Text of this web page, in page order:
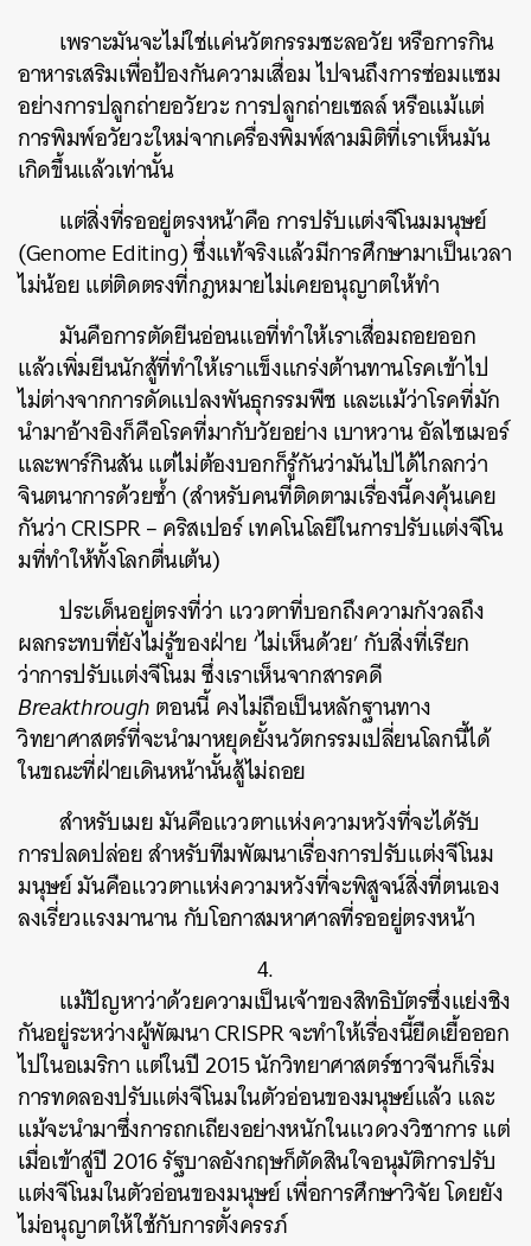
เพราะมันจะไม่ใช่แค่นวัตกรรมชะลอวัย หรือการกิน
อาหารเสริมเพื่อป้องกันความเสื่อม ไปจนถึงการซ่อมแซม
อย่างการปลูกถ่ายอวัยวะ การปลูกถ่ายเซลล์ หรือแม้แต่
การพิมพ์อวัยวะใหม่จากเครื่องพิมพ์สามมิติที่เราเห็นมัน
เกิดขึ้นแล้วเท่านั้น
แต่สิ่งที่รออยู่ตรงหน้าคือ การปรับแต่งจีโนมมนุษย์
(Genome Editing) ซึ่งแท้จริงแล้วมีการศึกษามาเป็นเวลา
ไม่น้อย แต่ติดตรงที่กฎหมายไม่เคยอนุญาตให้ทำ
มันคือการตัดยีนอ่อนแอที่ทำให้เราเสื่อมถอยออก
แล้วเพิ่มยีนนักสู้ที่ทำให้เราแข็งแกร่งต้านทานโรคเข้าไป
ไม่ต่างจากการดัดแปลงพันธุกรรมพืช และแม้ว่าโรคที่มัก
นำมาอ้างอิงก็คือโรคที่มากับวัยอย่าง เบาหวาน อัลไซเมอร์
และพาร์กินสัน แต่ไม่ต้องบอกก็รู้กันว่ามันไปได้ไกลกว่า
จินตนาการด้วยซ้ำ (สำหรับคนที่ติดตามเรื่องนี้คงคุ้นเคย
กันว่า CRISPR – คริสเปอร์ เทคโนโลยีในการปรับแต่งจีโน
มที่ทำให้ทั้งโลกตื่นเต้น)
ประเด็นอยู่ตรงที่ว่า แววตาที่บอกถึงความกังวลถึง
ผลกระทบที่ยังไม่รู้ของฝ่าย ‘ไม่เห็นด้วย’ กับสิ่งที่เรียก
ว่าการปรับแต่งจีโนม ซึ่งเราเห็นจากสารคดี
Breakthroughตอนนี้ คงไม่ถือเป็นหลักฐานทาง
วิทยาศาสตร์ที่จะนำมาหยุดยั้งนวัตกรรมเปลี่ยนโลกนี้ได้
ในขณะที่ฝ่ายเดินหน้านั้นสู้ไม่ถอย
สำหรับเมย มันคือแววตาแห่งความหวังที่จะได้รับ
การปลดปล่อย สำหรับทีมพัฒนาเรื่องการปรับแต่งจีโนม
มนุษย์ มันคือแววตาแห่งความหวังที่จะพิสูจน์สิ่งที่ตนเอง
ลงเรี่ยวแรงมานาน กับโอกาสมหาศาลที่รออยู่ตรงหน้า
4.
แม้ปัญหาว่าด้วยความเป็นเจ้าของสิทธิบัตรซึ่งแย่งชิง
กันอยู่ระหว่างผู้พัฒนา CRISPR จะทำให้เรื่องนี้ยืดเยื้อออก
ไปในอเมริกา แต่ในปี 2015 นักวิทยาศาสตร์ชาวจีนก็เริ่ม
การทดลองปรับแต่งจีโนมในตัวอ่อนของมนุษย์แล้ว และ
แม้จะนำมาซึ่งการถกเถียงอย่างหนักในแวดวงวิชาการ แต่
เมื่อเข้าสู่ปี 2016 รัฐบาลอังกฤษก็ตัดสินใจอนุมัติการปรับ
แต่งจีโนมในตัวอ่อนของมนุษย์ เพื่อการศึกษาวิจัย โดยยัง
ไม่อนุญาตให้ใช้กับการตั้งครรภ์